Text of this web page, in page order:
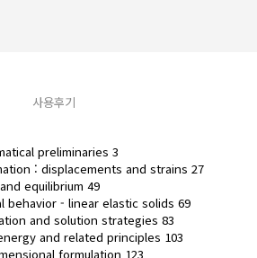
사용후기
preliminaries 3
: displacements and strains 27
equilibrium 49
behavior - linear elastic solids 69
and solution strategies 83
and related principles 103
formulation 123